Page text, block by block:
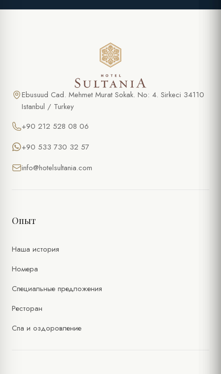
Ebusuud Cad. Mehmet Murat Sokak. No: 4. Sirkeci 34110
Istanbul / Turkey
+90 212 528 08 06
+90 533 730 32 57
info@hotelsultania.com
Опыт
Наша история
Номера
Специальные предложения
Ресторан
Спа и оздоровление